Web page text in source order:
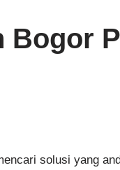
Bogor
solusi yang